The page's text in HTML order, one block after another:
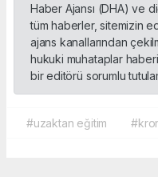
Haber Ajansı (DHA) ve
tüm haberler, sitemizin
ajans kanallarından
hukuki muhataplar
bir editörü sorumlu
#uzaktan eğitim